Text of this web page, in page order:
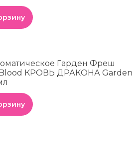
Гарден Фреш
Blood КРОВЬ ДРАКОНА Garden